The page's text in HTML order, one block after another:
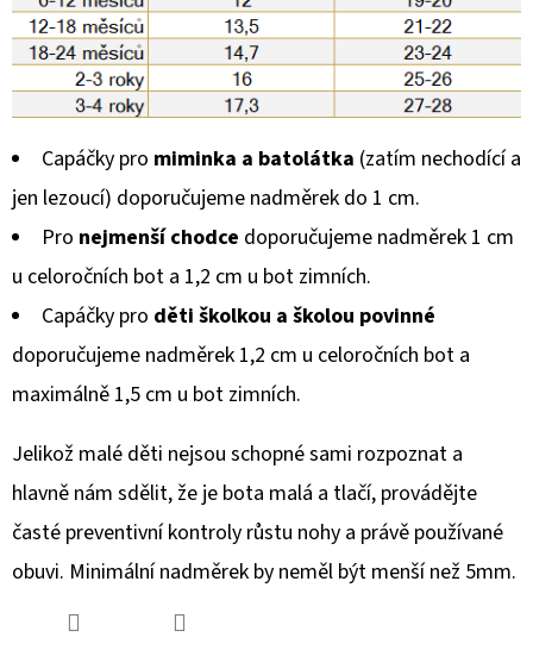
Capáčky pro miminka a batolátka (zatím nechodící a
jen lezoucí) doporučujeme nadměrek do 1 cm.
Pro nejmenší chodce doporučujeme nadměrek 1 cm
u celoročních bot a 1,2 cm u bot zimních.
Capáčky pro děti školkou a školou povinné
doporučujeme nadměrek 1,2 cm u celoročních bot a
maximálně 1,5 cm u bot zimních.
Jelikož malé děti nejsou schopné sami rozpoznat a
hlavně nám sdělit, že je bota malá a tlačí, provádějte
časté preventivní kontroly růstu nohy a právě používané
obuvi. Minimální nadměrek by neměl být menší než 5mm.